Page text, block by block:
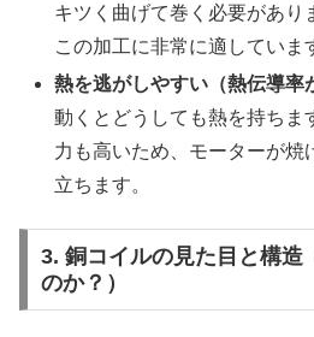
キツく曲げて巻く必要があり
この加工に非常に適していま
熱を逃がしやすい（熱伝導率
動くとどうしても熱を持ちま
力も高いため、モーターが焼
立ちます。
3. 銅コイルの見た目と構造
のか？）